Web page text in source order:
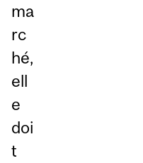
ma
rc
hé,
ell
e
doi
t